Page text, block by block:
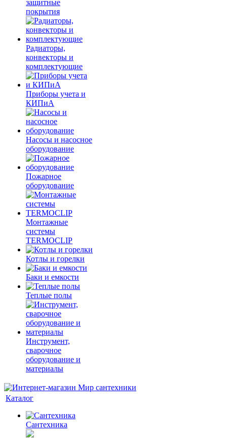
защитные
покрытия
Радиаторы,
конвекторы и
комплектующие
Приборы учета и
КИПиА
Насосы и насосное
оборудование
Пожарное
оборудование
Монтажные
системы
TERMOCLIP
Котлы и горелки
Баки и емкости
Теплые полы
Инструмент,
сварочное
оборудование и
материалы
Каталог
Сантехника